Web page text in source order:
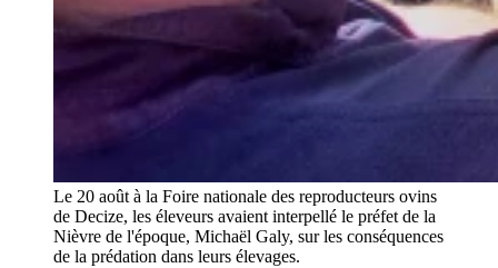
Le 20 août à la Foire nationale des reproducteurs ovins
de Decize, les éleveurs avaient interpellé le préfet de la
Nièvre de l'époque, Michaël Galy, sur les conséquences
de la prédation dans leurs élevages.